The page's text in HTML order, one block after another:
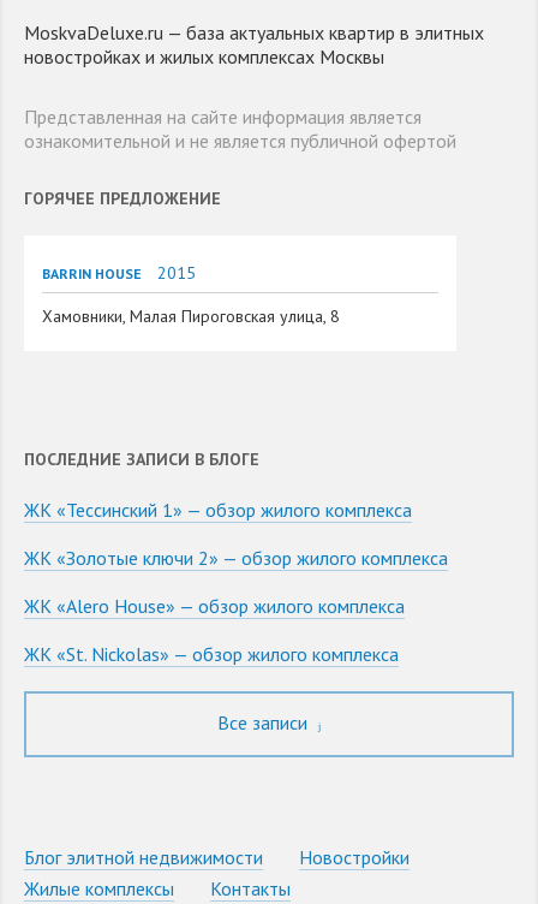
MoskvaDeluxe.ru — база актуальных квартир в элитных
новостройках и жилых комплексах Москвы
Представленная на сайте информация является
ознакомительной и не является публичной офертой
ГОРЯЧЕЕ ПРЕДЛОЖЕНИЕ
BARRIN HOUSE
2015
Хамовники, Малая Пироговская улица, 8
ПОСЛЕДНИЕ ЗАПИСИ В БЛОГЕ
ЖК «Тессинский 1» — обзор жилого комплекса
ЖК «Золотые ключи 2» — обзор жилого комплекса
ЖК «Alero House» — обзор жилого комплекса
ЖК «St. Nickolas» — обзор жилого комплекса
Все записи
Блог элитной недвижимости
Новостройки
Жилые комплексы
Контакты